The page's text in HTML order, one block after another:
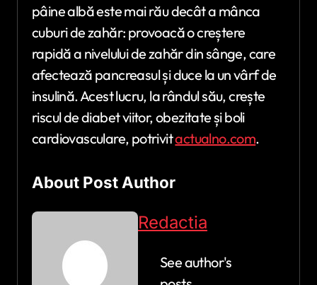
pâine albă este mai rău decât a mânca
cuburi de zahăr: provoacă o creștere
rapidă a nivelului de zahăr din sânge, care
afectează pancreasul și duce la un vârf de
insulină. Acest lucru, la rândul său, crește
riscul de diabet viitor, obezitate și boli
cardiovasculare, potrivitactualno.com.
About Post Author
Redactia
See author's